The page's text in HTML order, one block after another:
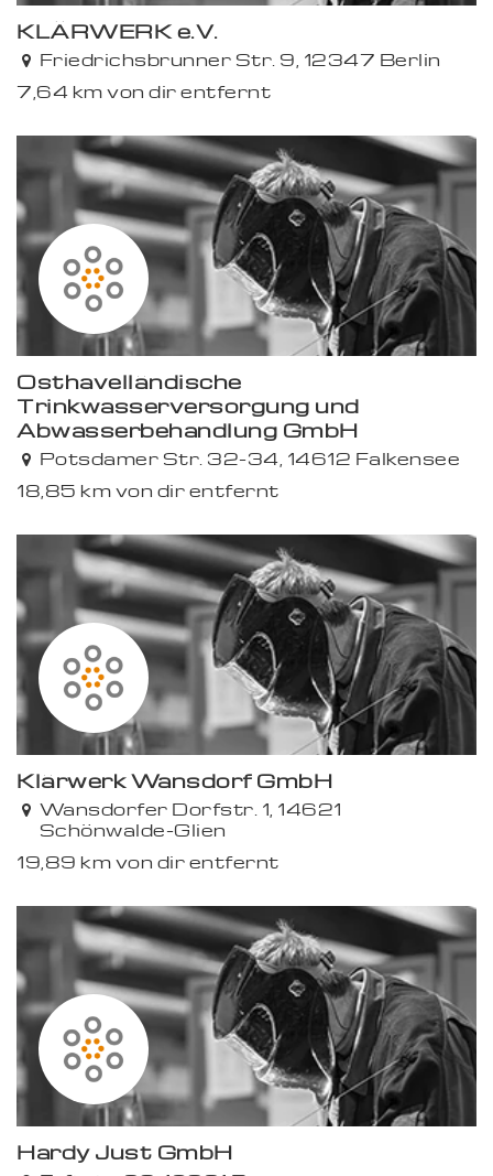
KLÄRWERK e.V.
Friedrichsbrunner Str. 9, 12347 Berlin
7,64 km von dir entfernt
Osthavelländische
Trinkwasserversorgung und
Abwasserbehandlung GmbH
Potsdamer Str. 32-34, 14612 Falkensee
18,85 km von dir entfernt
Klärwerk Wansdorf GmbH
Wansdorfer Dorfstr. 1, 14621
Schönwalde-Glien
19,89 km von dir entfernt
Hardy Just GmbH